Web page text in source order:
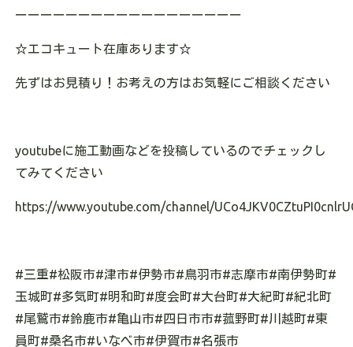
ーーーーーーーーーーーーーーーーーー
☆エコキュート在庫あります☆
先ずはお見積り！お考えの方はお気軽にご相談ください
youtubeに施工動画などを投稿しているのでチェックし
てみてください
https://www.youtube.com/channel/
#三重#松阪市#津市#伊勢市#鳥羽市#志摩市#南伊勢町#
玉城町#多気町#明和町#度会町#大台町#大紀町#紀北町
#尾鷲市#鈴鹿市#亀山市#四日市市#菰野町#川越町#東
員町#桑名市#いなべ市#伊賀市#名張市